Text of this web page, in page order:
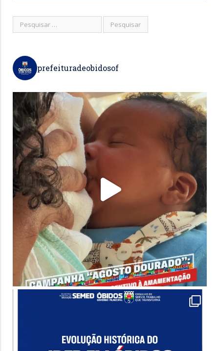
prefeituradeobidosof